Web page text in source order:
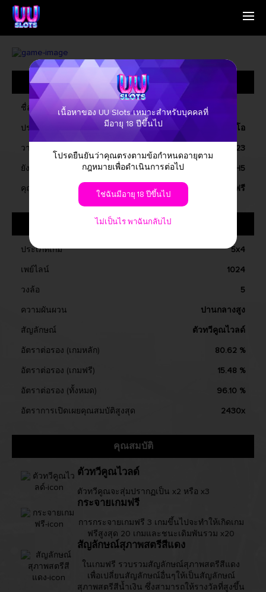
เกม
ข่าวสาร
คำถามที่พบบ่อย
Traditional Chinese
Bangladesh
Phillipines
Hindi
Indonesia
Korean
Laos
Malay
Burmese
ข้อมูลทั่วไป
ชื่อ
ประเภทเกม สล็อตวิดีโอ
วางจำหน่ายเมื่อ เมษายน, 2023
ยังคงดำเนินการ วินโดวส์, ไอโอเอส, แอนดรอยด์, H5
คุณสมบัติการเล่นเกม เกมฟรี
เกี่ยวกับเกม
ประเภทเกม 5x4
เพย์ไลน์ 1024
วงล้อ 5
ความผันผวน ปานกลางสูง
สัญลักษณ์ ตัวทวีคูณไวลด์
อัตราต่อรอง (เกมหลัก) 80.62 %
อัตราต่อรอง (เกมฟรี) 15.48 %
อัตราต่อรอง (ทั้งหมด) 96.10 %
อัตราการเปิดเผยคุณสมบัติสูงสุด 2430x
คุณสมบัติ
ตัวทวีคูณไวลด์
ตัวทวีคูณจะสุ่มปรากฏเป็น x2 หรือ x3
กระจายเกมฟรี
การกระจายเกมฟรี 3 เกมขึ้นไปจะทำให้เกิดเกม
ฟรีสูงสุด 20 เกมและชนะเดิมพันรวม x20
สัญลักษณ์สุภาพสตรีสีแดง
ในเกมฟรี รวบรวมสัญลักษณ์สุภาพสตรีสีแดง
เพื่อเปลี่ยนสัญลักษณ์อื่นๆให้เป็นสัญลักษณ์
สุภาพสตรีสีน้ำเงิน ซึ่งสามารถให้รางวัลที่สูงขึ้น
เนื้อหาของ UU Slots เหมาะสำหรับบุคคลที่
มีอายุ 18 ปีขึ้นไป
โปรดยืนยันว่าคุณตรงตามข้อกำหนดอายุตาม
กฎหมายเพื่อดำเนินการต่อไป
ใช่ฉันมีอายุ 18 ปีขึ้นไป
ไม่เป็นไร พาฉันกลับไป